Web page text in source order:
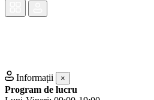
Informații ×
Program de lucru